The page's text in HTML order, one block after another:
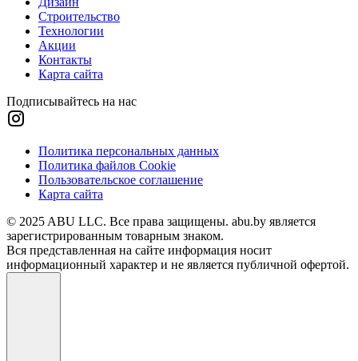
Строительство
Технологии
Акции
Контакты
Карта сайта
Подписывайтесь на нас
Политика персональных данных
Политика файлов Cookie
Пользовательское соглашение
Карта сайта
© 2025 ABU LLC. Все права защищены. abu.by является
зарегистрированным товарным знаком.
Вся представленная на сайте информация носит
информационный характер и не является публичной офертой.